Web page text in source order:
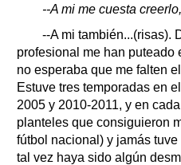
--A mi me cuesta
--A mi también...(risas).
profesional me han puteado
no esperaba que me falten
Estuve tres temporadas en
2005 y 2010-2011, y en
planteles que consiguieron
fútbol nacional) y jamás
tal vez haya sido algún